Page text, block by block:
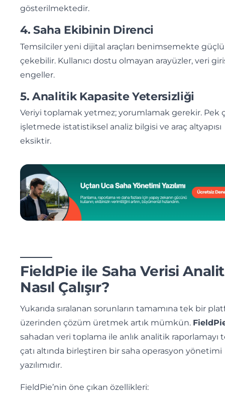
gösterilmektedir.
4. Saha Ekibinin Direnci
Temsilciler yeni dijital araçları benimsemekte
çekebilir. Kullanıcı dostu olmayan arayüzler, veri
engeller.
5. Analitik Kapasite Yetersizliği
Veriyi toplamak yetmez; yorumlamak gerekir. Pek
işletmede istatistiksel analiz bilgisi ve araç altyapısı
eksiktir.
FieldPie ile Saha Verisi
Nasıl Çalışır?
Yukarıda sıralanan sorunların tamamına tek bir
üzerinden çözüm üretmek artık mümkün.
sahadan veri toplama ile anlık analitik raporlamayı
çatı altında birleştiren bir saha operasyon yönetimi
yazılımıdır.
FieldPie’nin öne çıkan özellikleri: